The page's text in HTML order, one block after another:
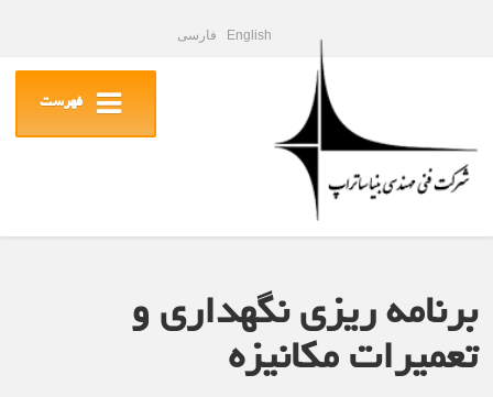
English فارسی
فهرست
برنامه ریزی نگهداری و
تعمیرات مکانیزه